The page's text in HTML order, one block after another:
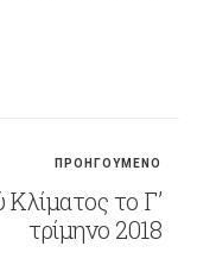
ΠΡΟΗΓΟΥΜΕΝΟ
το Γ’
τρίμηνο 2018